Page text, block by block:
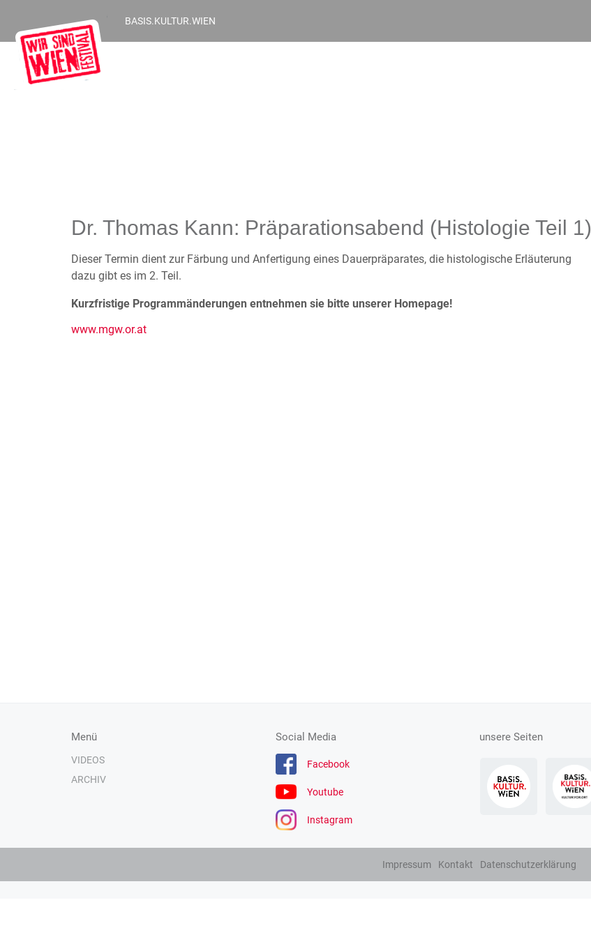
BASIS.KULTUR.WIEN
Dr. Thomas Kann: Präparationsabend (Histologie Teil 1)
Dieser Termin dient zur Färbung und Anfertigung eines Dauerpräparates, die histologische Erläuterung
dazu gibt es im 2. Teil.
Kurzfristige Programmänderungen entnehmen sie bitte unserer Homepage!
www.mgw.or.at
Menü
VIDEOS
ARCHIV
Social Media
Facebook
Youtube
Instagram
unsere Seiten
Impressum Kontakt Datenschutzerklärung